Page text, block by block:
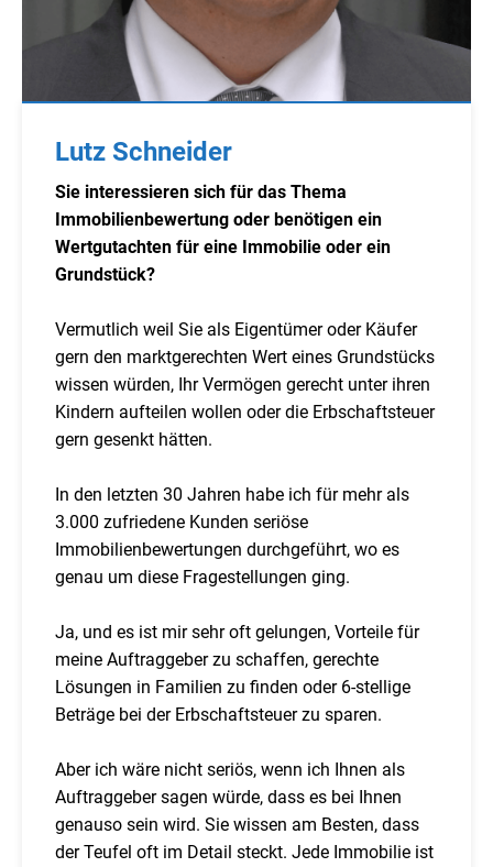
Lutz Schneider
Sie interessieren sich für das Thema
Immobilienbewertung oder benötigen ein
Wertgutachten für eine Immobilie oder ein
Grundstück?
Vermutlich weil Sie als Eigentümer oder Käufer
gern den marktgerechten Wert eines Grundstücks
wissen würden, Ihr Vermögen gerecht unter ihren
Kindern aufteilen wollen oder die Erbschaftsteuer
gern gesenkt hätten.
In den letzten 30 Jahren habe ich für mehr als
3.000 zufriedene Kunden seriöse
Immobilienbewertungen durchgeführt, wo es
genau um diese Fragestellungen ging.
Ja, und es ist mir sehr oft gelungen, Vorteile für
meine Auftraggeber zu schaffen, gerechte
Lösungen in Familien zu finden oder 6-stellige
Beträge bei der Erbschaftsteuer zu sparen.
Aber ich wäre nicht seriös, wenn ich Ihnen als
Auftraggeber sagen würde, dass es bei Ihnen
genauso sein wird. Sie wissen am Besten, dass
der Teufel oft im Detail steckt. Jede Immobilie ist